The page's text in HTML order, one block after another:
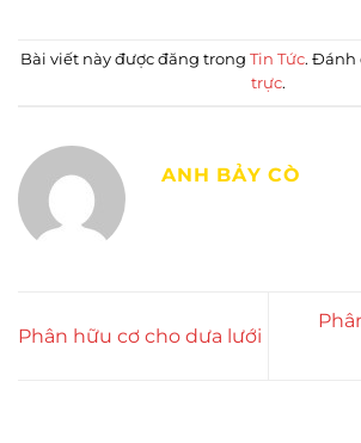
Bài viết này được đăng trong Tin Tức. Đánh
trực.
ANH BẢY CÒ
Phân hữu cơ cho dưa lưới